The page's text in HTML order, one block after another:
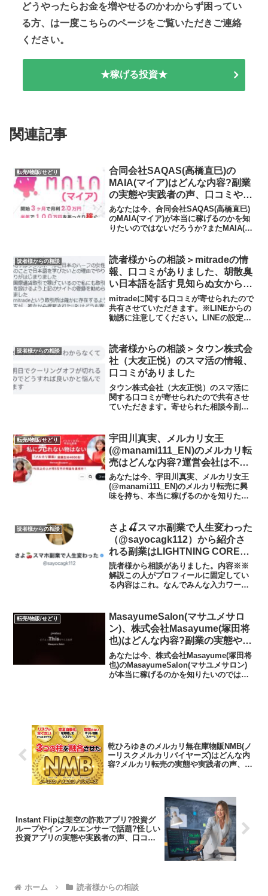
どうやったらお金を増やせるのかわからず困ってい
る方、は一度こちらのページをご覧いただきご連絡
ください。
★稼げる投資★
関連記事
転売/物販/せどり
合同会社SAQAS(高橋直巳)の
MAIA(マイア)はどんな内容?副業
の実態や実践者の声、口コミや評
判を調査しました
あなたは今、合同会社SAQAS(高橋直巳)
のMAIA(マイア)が本当に稼げるのかを知
りたいのではないだろうか?またMAIA(マ
言うと、価格競争に陥る可能性が高く、
私な...
読者様からの相談
読者様からの相談＞mitradeの情
報、口コミがありました、胡散臭
い日本語を話す見知らぬ女からの
LINEに注意してください
mitradeに関する口コミが寄せられたので
共有させていただきます。※LINEからの
勧誘に注意してください。LINEの設定で
定を見直してください。わからない人は
私に...
読者様からの相談
読者様からの相談＞タウン株式会
社（大友正悦）のスマ活の情報、
口コミがありました
タウン株式会社（大友正悦）のスマ活に
関する口コミが寄せられたので共有させ
ていただきます。寄せられた相談今副業
グオフが切れるのでどうすれば良いかと
悩んでますタウン株式会社...
転売/物販/せどり
宇田川真実、メルカリ女王
(@manami111_EN)のメルカリ転
売はどんな内容?運営会社は不
明?メルカリ物販スクールの実態
や実践者の声、口コミや評判を調
査しました
あなたは今、宇田川真実、メルカリ女王
(@manami111_EN)のメルカリ転売に興
味を持ち、本当に稼げるのかを知りたい
調べようとしているのではないだろう
か？答えを言...
読者様からの相談
さよ🍒スマホ副業で人生変わった
（@sayocagk112）から紹介さ
れる副業はLIGHTNING CORE、
人生ワクワク整理イベント?
読者様から相談がありました。内容※※
解説この人がプロフィールに固定してい
る内容はこれ。なんでみんな入力ワーク
スキマ時間に自分のペースで出来る・毎
月10万円の副収入は...
転売/物販/せどり
MasayumeSalon(マサユメサロ
ン)、株式会社Masayume(塚田将
也)はどんな内容?副業の実態や実
践者の声、口コミや評判を調査し
ました
あなたは今、株式会社Masayume(塚田将
也)のMasayumeSalon(マサユメサロン)
が本当に稼げるのかを知りたいのではな
乾ひろゆきのメルカリ無在庫物販NMB(ノ
ーリスクメルカリバイヤーズ)はどんな内
容?メルカリ転売の実態や実践者の声、口
Instant Flipは架空の詐欺アプリ?投資グ
ループやインフルエンサーで話題?怪しい
投資アプリの実態や実践者の声、口コミ
ホーム 読者様からの相談